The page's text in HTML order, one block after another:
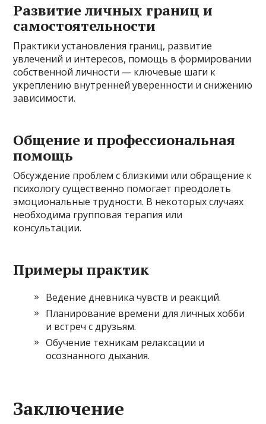
Развитие личных границ и
самостоятельности
Практики установления границ, развитие
увлечений и интересов, помощь в формировании
собственной личности — ключевые шаги к
укреплению внутренней уверенности и снижению
зависимости.
Общение и профессиональная
помощь
Обсуждение проблем с близкими или обращение к
психологу существенно помогает преодолеть
эмоциональные трудности. В некоторых случаях
необходима групповая терапия или
консультации.
Примеры практик
Ведение дневника чувств и реакций.
Планирование времени для личных хобби
и встреч с друзьям.
Обучение техникам релаксации и
осознанного дыхания.
Заключение